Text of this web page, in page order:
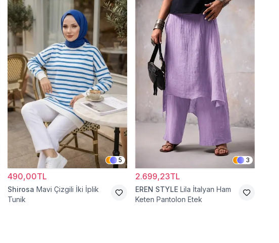
5
490,00TL
Shirosa Mavi Çizgili İki İplik
Tunik
3
2.699,23TL
EREN STYLE Lila İtalyan Ham
Keten Pantolon Etek